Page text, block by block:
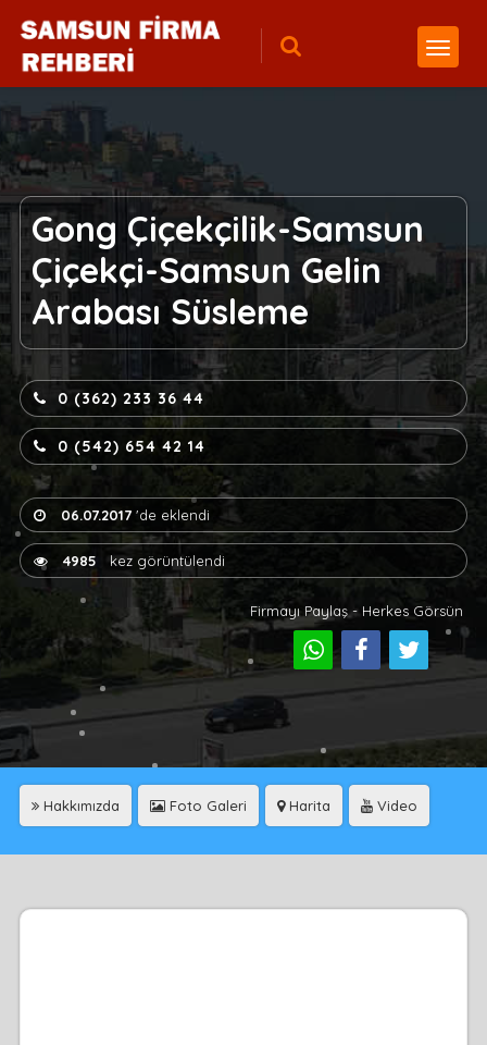
Gong Çiçekçilik-Samsun
Çiçekçi-Samsun Gelin
Arabası Süsleme
0 (362) 233 36 44
0 (542) 654 42 14
06.07.2017'de eklendi
4985 kez görüntülendi
Firmayı Paylaş - Herkes Görsün
Hakkımızda Foto Galeri Harita Video